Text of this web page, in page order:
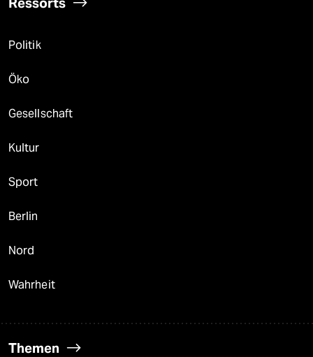
Politik
Öko
Gesellschaft
Kultur
Sport
Berlin
Nord
Wahrheit
Themen